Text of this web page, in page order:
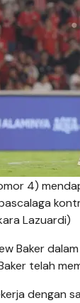
4)
Lazuardi)
Baker
telah
dengan